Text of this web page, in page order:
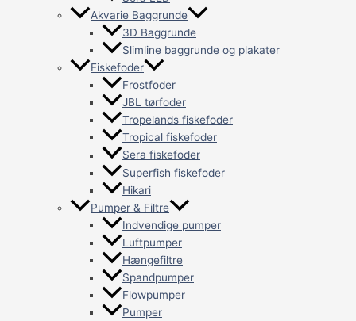
Akvarie Baggrunde
3D Baggrunde
Slimline baggrunde og plakater
Fiskefoder
Frostfoder
JBL tørfoder
Tropelands fiskefoder
Tropical fiskefoder
Sera fiskefoder
Superfish fiskefoder
Hikari
Pumper & Filtre
Indvendige pumper
Luftpumper
Hængefiltre
Spandpumper
Flowpumper
Pumper